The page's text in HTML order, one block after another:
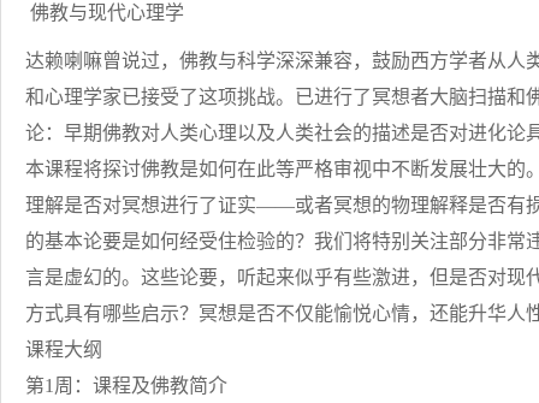
佛教与现代心理学
达赖喇嘛曾说过，佛教与科学深深兼容，鼓励西方学者从
和心理学家已接受了这项挑战。已进行了冥想者大脑扫描
论：早期佛教对人类心理以及人类社会的描述是否对进化论
本课程将探讨佛教是如何在此等严格审视中不断发展壮大的
理解是否对冥想进行了证实——或者冥想的物理解释是否有
的基本论要是如何经受住检验的？我们将特别关注部分非
言是虚幻的。这些论要，听起来似乎有些激进，但是否对
方式具有哪些启示？冥想是否不仅能愉悦心情，还能升华人
课程大纲
第1周：课程及佛教简介